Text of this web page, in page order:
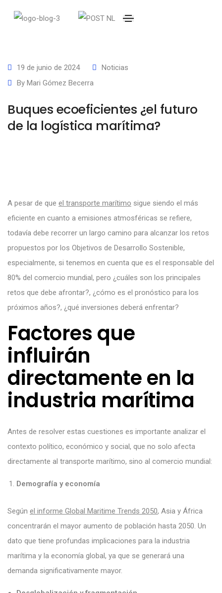
19 de junio de 2024
Noticias
By Mari Gómez Becerra
Buques ecoeficientes ¿el futuro
de la logística marítima?
A pesar de que el transporte marítimo sigue siendo el más
eficiente en cuanto a emisiones atmosféricas se refiere,
todavía debe recorrer un largo camino para alcanzar los retos
propuestos por los Objetivos de Desarrollo Sostenible,
especialmente, si tenemos en cuenta que es el responsable del
80% del comercio mundial, pero ¿cuáles son los principales
retos que debe afrontar?, ¿cómo es el pronóstico para los
próximos años?, ¿qué inversiones deberá enfrentar?
Factores que
influirán
directamente en la
industria marítima
Antes de resolver estas cuestiones es importante analizar el
contexto político, económico y social, que no solo afecta
directamente al transporte marítimo, sino al comercio mundial:
Demografía y economía
Según el informe Global Maritime Trends 2050, Asia y África
concentrarán el mayor aumento de población hasta 2050. Un
dato que tiene profundas implicaciones para la industria
marítima y la economía global, ya que se generará una
demanda significativamente mayor.